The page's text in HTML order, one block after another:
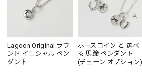
Lagoon Original ラウ
ンド イニシャル ペン
ダント
ホースコイン と 選べ
る 馬蹄 ペンダント
(チェーン オプション)